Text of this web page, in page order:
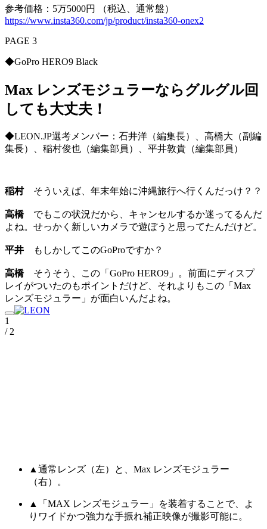
参考価格：5万5000円 （税込、通常盤）
https://www.insta360.com/jp/product/insta360-onex2
PAGE 3
◆GoPro HERO9 Black
Max レンズモジュラーならグルグル回
しても大丈夫！
◆LEON.JP選考メンバー：石井洋（編集長）、高橋大（副編
集長）、稲村俊也（編集部員）、平井敦貴（編集部員）
稲村そういえば、年末年始に沖縄旅行へ行くんだっけ？？
高橋でもこの状況だから、キャンセルするか迷ってるんだ
よね。せっかく新しいカメラで遊ぼうと思ってたんだけど。
平井 もしかしてこのGoProですか？
高橋そうそう、この「GoPro HERO9」。前面にディスプ
レイがついたのもポイントだけど、それよりもこの「Max
レンズモジュラー」が面白いんだよね。
1
/ 2
▲通常レンズ（左）と、Max レンズモジュラー
（右）。
▲「MAX レンズモジュラー」を装着することで、よ
りワイドかつ強力な手振れ補正映像が撮影可能に。